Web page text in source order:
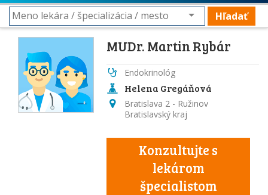
Hľadať
MUDr. Martin Rybár
Endokrinológ
Helena Gregáňová
Bratislava 2 - Ružinov
Bratislavský kraj
Konzultujte s
lekárom
špecialistom